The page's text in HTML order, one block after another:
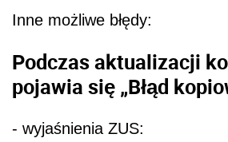
Inne możliwe błędy:
Podczas aktualizacji
pojawia się „Błąd
- wyjaśnienia ZUS: